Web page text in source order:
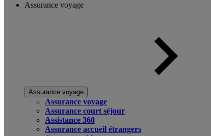
Assurance voyage
Assurance voyage
Assurance voyage
Assurance court séjour
Assistance 360
Assurance accueil étrangers